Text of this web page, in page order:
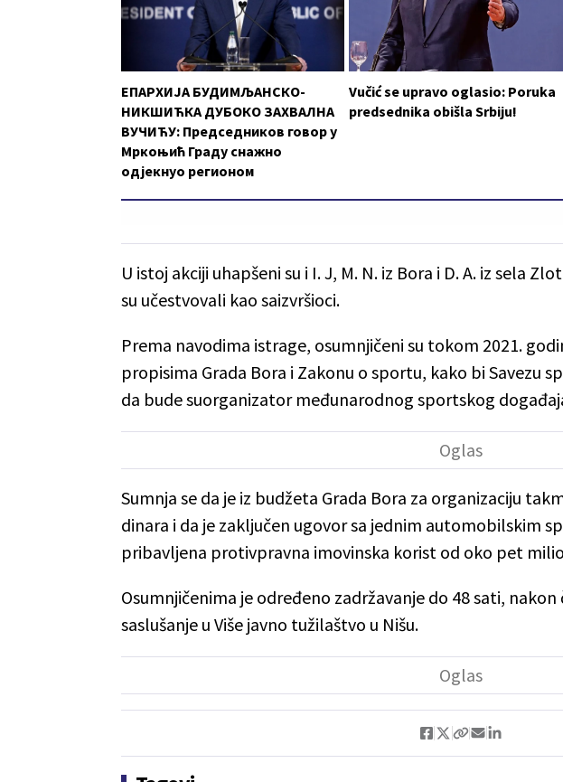
ЕПАРХИЈА БУДИМЉАНСКО-
НИКШИЋКА ДУБОКО ЗАХВАЛНА
ВУЧИЋУ: Председников говор у
Мркоњић Граду снажно
одјекнуо регионом
Vučić se upravo oglasio: Poruka
predsednika obišla Srbiju!
U istoj akciji uhapšeni su i I. J, M. N. iz Bora i D. A. iz sela
su učestvovali kao saizvršioci.
Prema navodima istrage, osumnjičeni su tokom 2021.
propisima Grada Bora i Zakonu o sportu, kako bi Savezu
da bude suorganizator međunarodnog sportskog
Sumnja se da je iz budžeta Grada Bora za organizaciju
dinara i da je zaključen ugovor sa jednim automobilskim
pribavljena protivpravna imovinska korist od oko pet
Osumnjičenima je određeno zadržavanje do 48 sati,
saslušanje u Više javno tužilaštvo u Nišu.